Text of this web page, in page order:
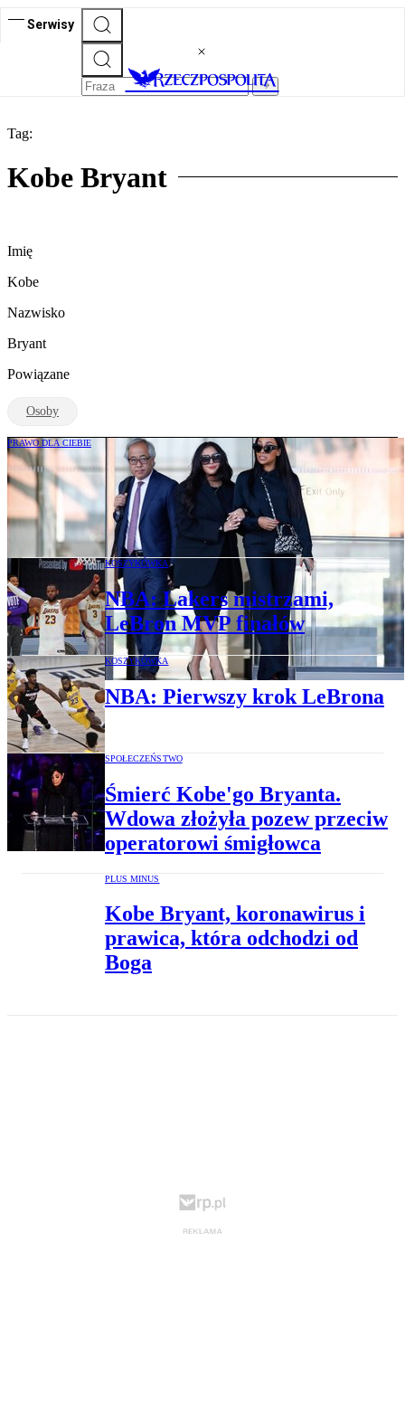
Serwisy
Tag:
Kobe Bryant
Imię
Kobe
Nazwisko
Bryant
Powiązane
Osoby
PRAWO DLA CIEBIE
Vanessa Bryant otrzymała 29 mln
dolarów ugody za upublicznienie zdjęć z
miejsca tragedii
KOSZYKÓWKA
NBA: Lakers mistrzami,
LeBron MVP finałów
KOSZYKÓWKA
NBA: Pierwszy krok LeBrona
SPOŁECZEŃSTWO
Śmierć Kobe'go Bryanta.
Wdowa złożyła pozew przeciw
operatorowi śmigłowca
PLUS MINUS
Kobe Bryant, koronawirus i
prawica, która odchodzi od
Boga